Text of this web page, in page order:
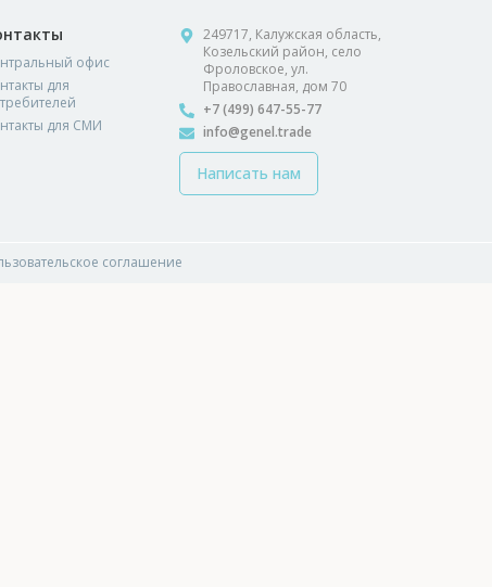
офис
для
для СМИ
249717, Калужская область,
Козельский район, село
Фроловское, ул.
Православная, дом 70
+7 (499) 647-55-77
info@genel.trade
Написать нам
соглашение